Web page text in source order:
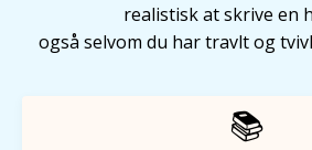
realistisk at skrive en
også selvom du har travlt og
📚